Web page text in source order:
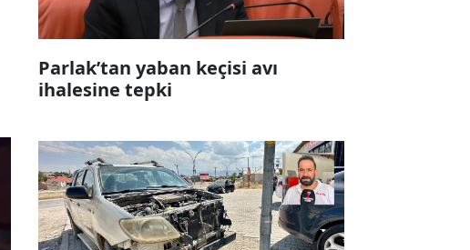
Parlak’tan yaban keçisi avı
ihalesine tepki